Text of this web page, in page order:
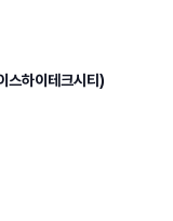
하이테크시티)